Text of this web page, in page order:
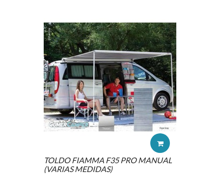
TOLDO FIAMMA F35 PRO MANUAL
(VARIAS MEDIDAS)